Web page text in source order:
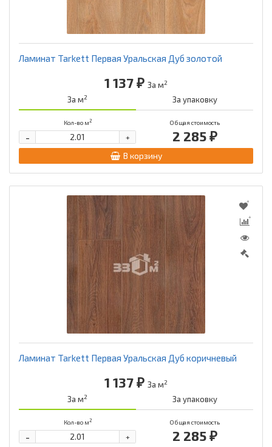
Ламинат Tarkett Первая Уральская Дуб золотой
1 137 ₽ За м2
За м2 За упаковку
Кол-во м2 Общая стоимость
2 285 ₽
+
-
В корзину
Ламинат Tarkett Первая Уральская Дуб коричневый
1 137 ₽ За м2
За м2 За упаковку
Кол-во м2 Общая стоимость
2 285 ₽
+
-